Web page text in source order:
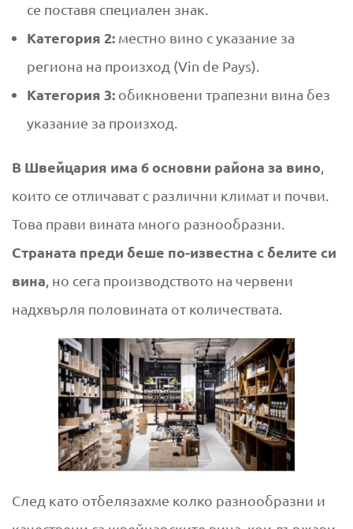
се поставя специален знак.
Категория 2: местно вино с указание за
региона на произход (Vin de Pays).
Категория 3: обикновени трапезни вина без
указание за произход.
В Швейцария има 6 основни района за вино
които се отличават с различни климат и почви.
Това прави вината много разнообразни.
Страната преди беше по-известна с белите си
вина , но сега производството на червени
надхвърля половината от количествата.
След като отбелязахме колко разнообразни и